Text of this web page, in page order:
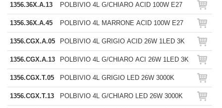
1356.36X.A.13 POLBIVIO 4L G/CHIARO ACID 100W E27
1356.36X.A.45 POLBIVIO 4L MARRONE ACID 100W E27
1356.CGX.A.05 POLBIVIO 4L GRIGIO ACID 26W 1LED 3K
1356.CGX.A.13 POLBIVIO 4L G/CHIARO ACI 26W 1LED 3K
1356.CGX.T.05 POLBIVIO 4L GRIGIO LED 26W 3000K
1356.CGX.T.13 POLBIVIO 4L G/CHIARO LED 26W 3000K